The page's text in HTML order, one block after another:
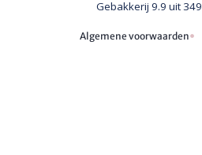
Gebakkerij 9.9 uit 349
Algemene voorwaarden